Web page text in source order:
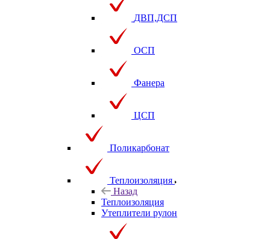
ДВП,ДСП
ОСП
Фанера
ЦСП
Поликарбонат
Теплоизоляция
Назад
Теплоизоляция
Утеплители рулон